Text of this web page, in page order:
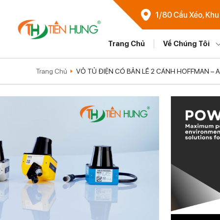
1/80 Cầu Xéo,
Trang Chủ Về Chúng Tôi
Trang Chủ VỎ TỦ ĐIỆN CÓ BẢN LỀ 2 CÁNH HOFFMAN –